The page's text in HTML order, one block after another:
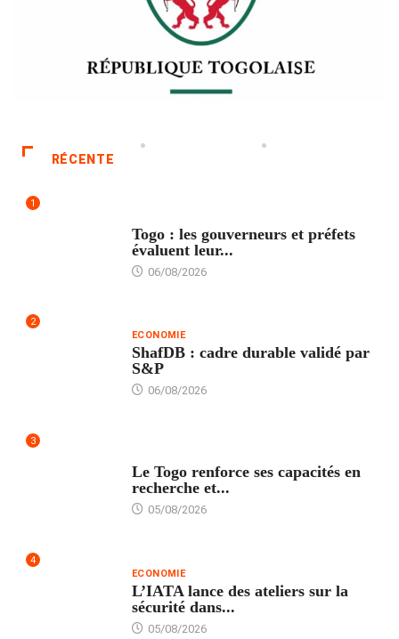
RÉCENTE
1
Togo : les gouverneurs et préfets
évaluent leur...
06/08/2026
2
ECONOMIE
ShafDB : cadre durable validé par
S&P
06/08/2026
3
Le Togo renforce ses capacités en
recherche et...
05/08/2026
4
ECONOMIE
L’IATA lance des ateliers sur la
sécurité dans...
05/08/2026